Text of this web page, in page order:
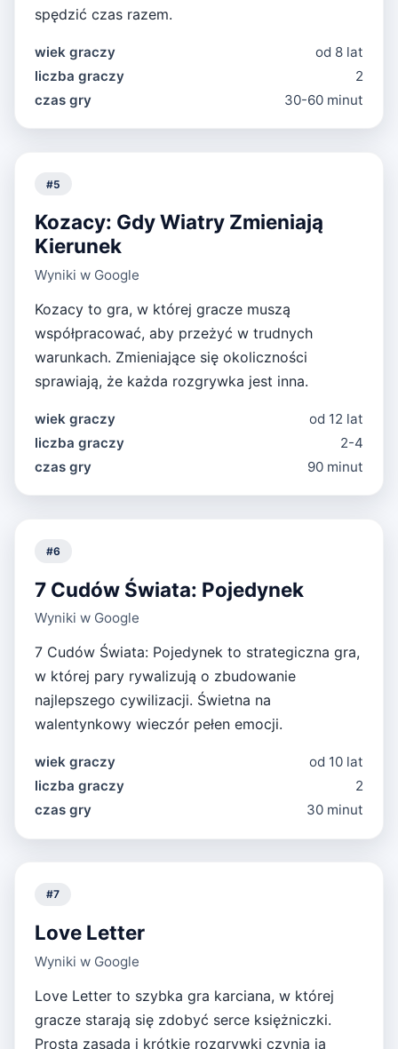
spędzić czas razem.
wiek graczy
od 8 lat
liczba graczy
2
czas gry
30-60 minut
#5
Kozacy: Gdy Wiatry Zmieniają
Kierunek
Wyniki w Google
Kozacy to gra, w której gracze muszą
współpracować, aby przeżyć w trudnych
warunkach. Zmieniające się okoliczności
sprawiają, że każda rozgrywka jest inna.
wiek graczy
od 12 lat
liczba graczy
2-4
czas gry
90 minut
#6
7 Cudów Świata: Pojedynek
Wyniki w Google
7 Cudów Świata: Pojedynek to strategiczna gra,
w której pary rywalizują o zbudowanie
najlepszego cywilizacji. Świetna na
walentynkowy wieczór pełen emocji.
wiek graczy
od 10 lat
liczba graczy
2
czas gry
30 minut
#7
Love Letter
Wyniki w Google
Love Letter to szybka gra karciana, w której
gracze starają się zdobyć serce księżniczki.
Prosta zasada i krótkie rozgrywki czynią ją